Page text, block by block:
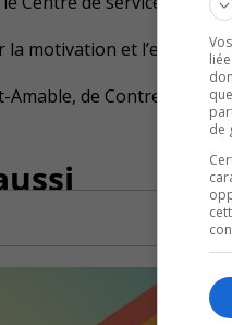
motivation et
Amable, de Contrecoeur
de